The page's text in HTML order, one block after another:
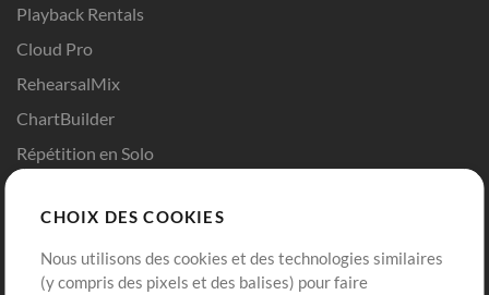
Playback Rentals
Cloud Pro
RehearsalMix
ChartBuilder
Répétition en Solo
Modèles ProPresenter
Sons
CHOIX DES COOKIES
Nous utilisons des cookies et des technologies similaires
(y compris des pixels et des balises) pour faire